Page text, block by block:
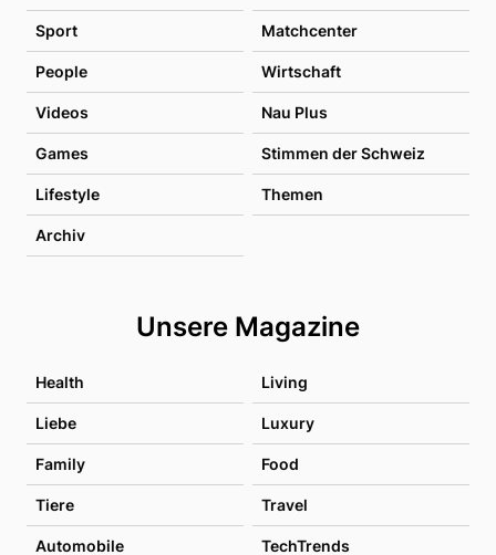
Sport Matchcenter
People Wirtschaft
Videos Nau Plus
Games Stimmen der Schweiz
Lifestyle Themen
Archiv
Unsere Magazine
Health Living
Liebe Luxury
Family Food
Tiere Travel
Automobile TechTrends